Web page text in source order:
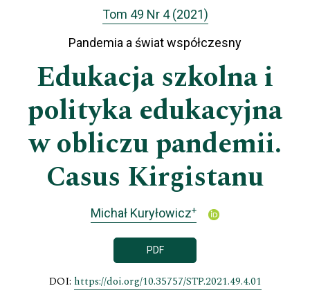
Tom 49 Nr 4 (2021)
Pandemia a świat współczesny
Edukacja szkolna i
polityka edukacyjna
w obliczu pandemii.
Casus Kirgistanu
Michał Kuryłowicz+
PDF
DOI: https://doi.org/10.35757/STP.2021.49.4.01